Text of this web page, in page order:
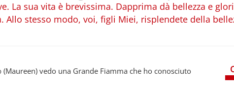
La sua vita è brevissima. Dapprima dà bellezza e
Allo stesso modo, voi, figli Miei, risplendete della
vedo una Grande Fiamma che ho conosciuto